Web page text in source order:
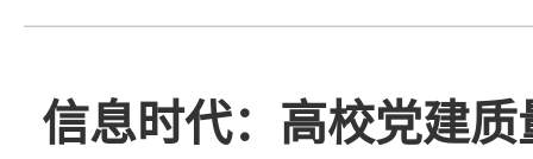
信息时代：高校党建